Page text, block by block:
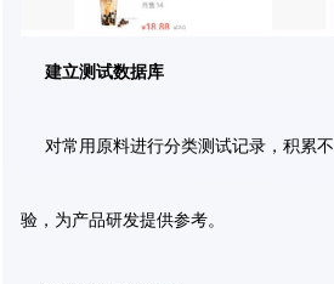
建立测试数据库
对常用原料进行分类测试记录，积累
验，为产品研发提供参考。